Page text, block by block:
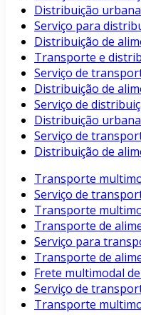
Distribuição
Serviço para
Distribuição de
Transporte e
Serviço de
Distribuição de
Serviço de
Distribuição
Serviço de
Distribuição de
Transporte
Serviço de
Transporte
Transporte de
Serviço para
Transporte de
Frete multimodal
Serviço de
Transporte